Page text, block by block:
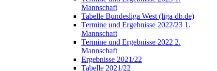
Mannschaft
Tabelle Bundesliga West (liga-db.de)
Termine und Ergebnisse 2022/23 1.
Mannschaft
Termine und Ergebnisse 2022 2.
Mannschaft
Ergebnisse 2021/22
Tabelle 2021/22